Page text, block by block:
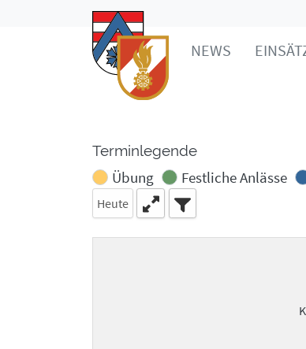
NEWS
Terminlegende
Übung Festliche Anlässe
Heute